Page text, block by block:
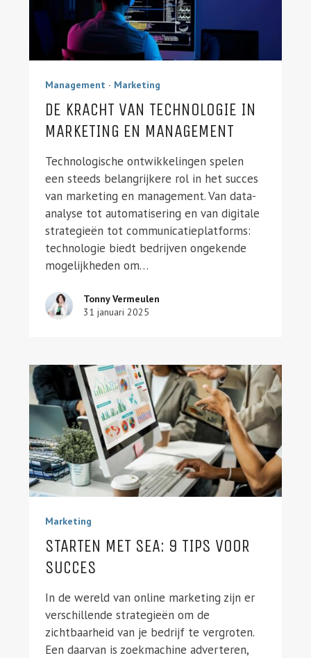
Management · Marketing
DE KRACHT VAN TECHNOLOGIE IN
MARKETING EN MANAGEMENT
Technologische ontwikkelingen spelen
een steeds belangrijkere rol in het succes
van marketing en management. Van data-
analyse tot automatisering en van digitale
strategieën tot communicatieplatforms:
technologie biedt bedrijven ongekende
mogelijkheden om…
Tonny Vermeulen
31 januari 2025
Marketing
STARTEN MET SEA: 9 TIPS VOOR
SUCCES
In de wereld van online marketing zijn er
verschillende strategieën om de
zichtbaarheid van je bedrijf te vergroten.
Een daarvan is zoekmachine adverteren,